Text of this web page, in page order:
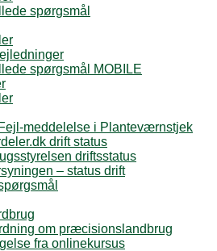
spørgsmål
spørgsmål MOBILE
meddelelse i Planteværnstjek
drift status
driftsstatus
– status drift
om præcisionslandbrug
fra onlinekursus